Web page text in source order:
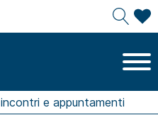
incontri e appuntamenti